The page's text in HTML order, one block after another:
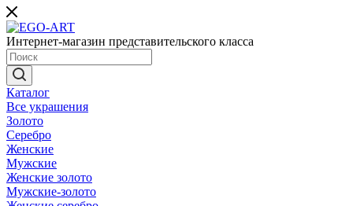
Интернет-магазин представительского класса
Каталог
Все украшения
Золото
Серебро
Женские
Мужские
Женские золото
Мужские-золото